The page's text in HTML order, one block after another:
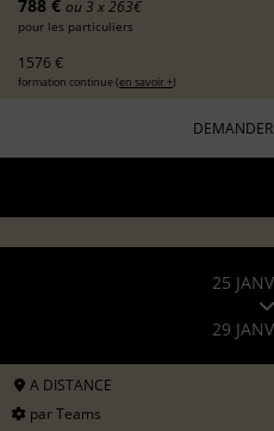
788 € ou 3 x 263€
pour les particuliers
1576 €
formation continue (en savoir +)
25
29
A DISTANCE
par Teams